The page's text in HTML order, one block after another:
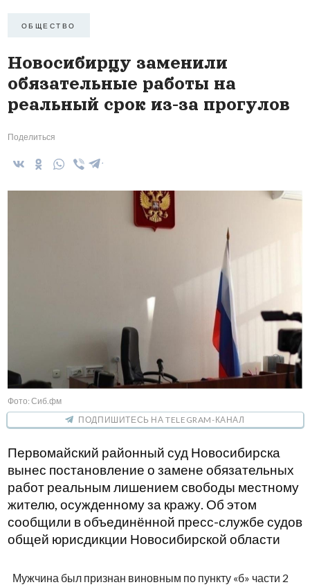
ОБЩЕСТВО
Новосибирцу заменили
обязательные работы на
реальный срок из-за прогулов
Поделиться
Фото: Сиб.фм
ПОДПИШИТЕСЬ НА TELEGRAM-КАНАЛ
Первомайский районный суд Новосибирска
вынес постановление о замене обязательных
работ реальным лишением свободы местному
жителю, осужденному за кражу. Об этом
сообщили в объединённой пресс-службе судов
общей юрисдикции Новосибирской области
Мужчина был признан виновным по пункту «б» части 2